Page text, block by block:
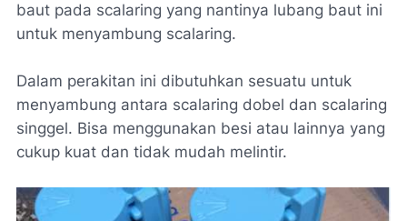
baut pada scalaring yang nantinya lubang baut ini
untuk menyambung scalaring.
Dalam perakitan ini dibutuhkan sesuatu untuk
menyambung antara scalaring dobel dan scalaring
singgel. Bisa menggunakan besi atau lainnya yang
cukup kuat dan tidak mudah melintir.